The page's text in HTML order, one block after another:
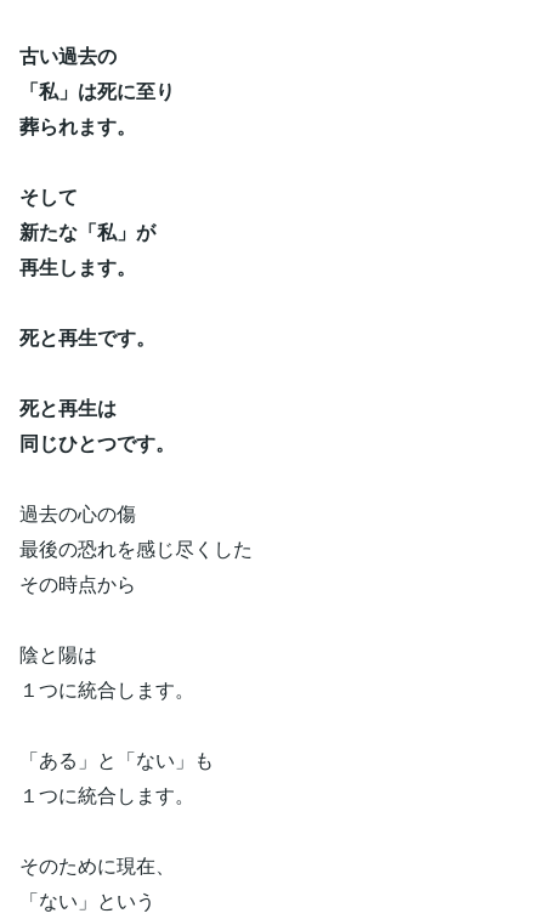
古い過去の
「私」は死に至り
葬られます。
そして
新たな「私」が
再生します。
死と再生です。
死と再生は
同じひとつです。
過去の心の傷
最後の恐れを感じ尽くした
その時点から
陰と陽は
１つに統合します。
「ある」と「ない」も
１つに統合します。
そのために現在、
「ない」という